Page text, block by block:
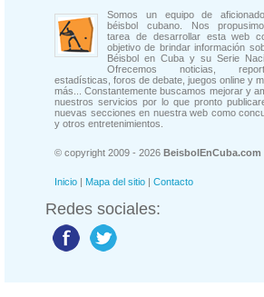
Somos un equipo de
béisbol cubano. Nos
tarea de desarrollar esta web
objetivo de brindar información
Béisbol en Cuba y su Serie
Ofrecemos noticias,
estadísticas, foros de debate, juegos online y
más... Constantemente buscamos mejorar y
nuestros servicios por lo que pronto
nuevas secciones en nuestra web como
y otros entretenimientos.
© copyright 2009 - 2026 BeisbolEnCuba.com
Inicio | Mapa del sitio | Contacto
Redes sociales: